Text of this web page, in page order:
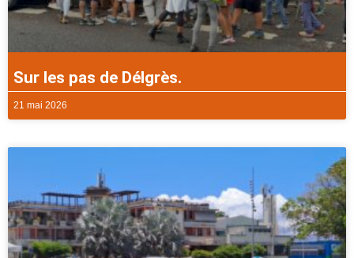
Sur les pas de Délgrès.
21 mai 2026